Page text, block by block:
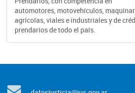
automotores, motovehículos,
agrícolas, viales e industriales y de
prendarios de todo el país.